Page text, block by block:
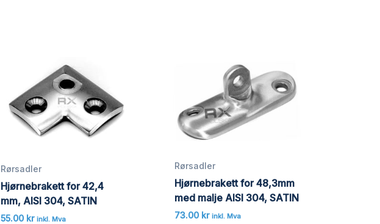
Rørsadler
Hjørnebrakett for 42,4
mm, AISI 304, SATIN
55.00 kr inkl. Mva
Rørsadler
Hjørnebrakett for 48,3mm
med malje AISI 304, SATIN
73.00 kr inkl. Mva